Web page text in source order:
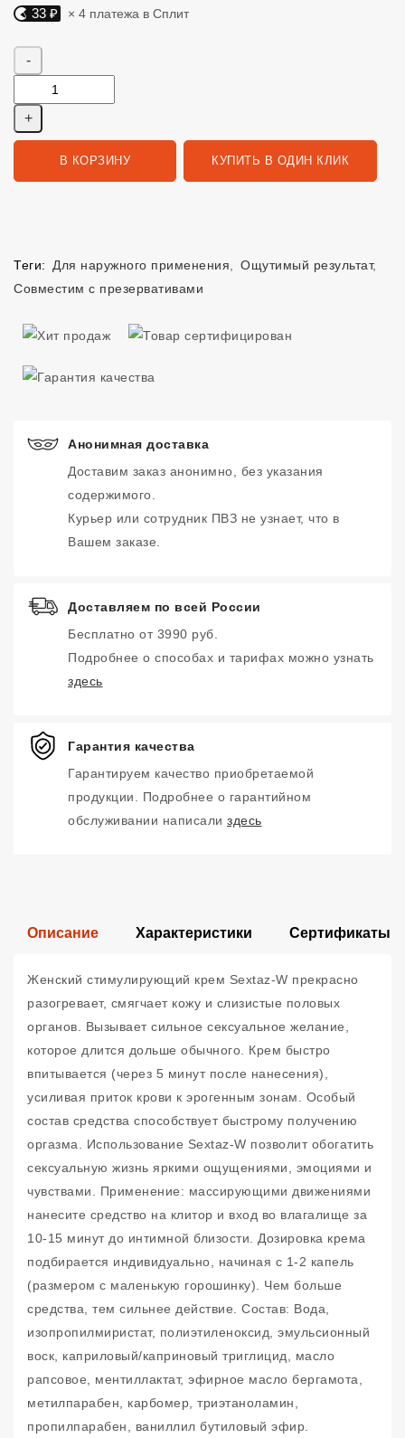
Яндекс Сплит. 33 руб, 4 платежа в Сплит
33 ₽ × 4 платежа в Сплит
В КОРЗИНУ КУПИТЬ В ОДИН КЛИК
Теги: Для наружного применения Ощутимый результат,
Совместим с презервативами
Анонимная доставка
Доставим заказ анонимно, без указания
содержимого.
Курьер или сотрудник ПВЗ не узнает, что в
Вашем заказе.
Доставляем по всей России
Бесплатно от 3990 руб.
Подробнее о способах и тарифах можно узнать
здесь
Гарантия качества
Гарантируем качество приобретаемой
продукции. Подробнее о гарантийном
обслуживании написали здесь
Описание Характеристики Сертификаты
Женский стимулирующий крем Sextaz-W прекрасно
разогревает, смягчает кожу и слизистые половых
органов. Вызывает сильное сексуальное желание,
которое длится дольше обычного. Крем быстро
впитывается (через 5 минут после нанесения),
усиливая приток крови к эрогенным зонам. Особый
состав средства способствует быстрому получению
оргазма. Использование Sextaz-W позволит обогатить
сексуальную жизнь яркими ощущениями, эмоциями и
чувствами. Применение: массирующими движениями
нанесите средство на клитор и вход во влагалище за
10-15 минут до интимной близости. Дозировка крема
подбирается индивидуально, начиная с 1-2 капель
(размером с маленькую горошинку). Чем больше
средства, тем сильнее действие. Состав: Вода,
изопропилмиристат, полиэтиленоксид, эмульсионный
воск, каприловый/каприновый триглицид, масло
рапсовое, ментиллактат, эфирное масло бергамота,
метилпарабен, карбомер, триэтаноламин,
пропилпарабен, ваниллил бутиловый эфир.